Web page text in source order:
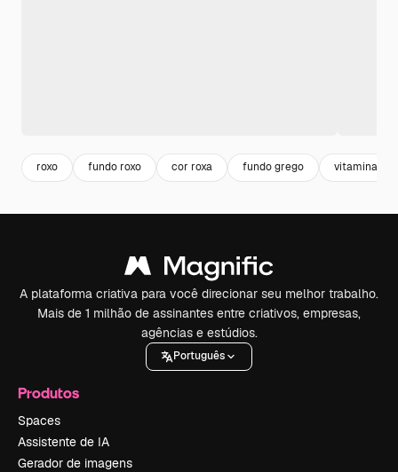
roxo fundo roxo cor roxa fundo grego vitaminas
A plataforma criativa para você direcionar seu melhor trabalho.
Mais de 1 milhão de assinantes entre criativos, empresas,
agências e estúdios.
Português
Produtos
Spaces
Assistente de IA
Gerador de imagens